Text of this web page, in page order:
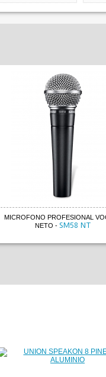
MICROFONO PROFESIONAL
NETO - SM58 NT